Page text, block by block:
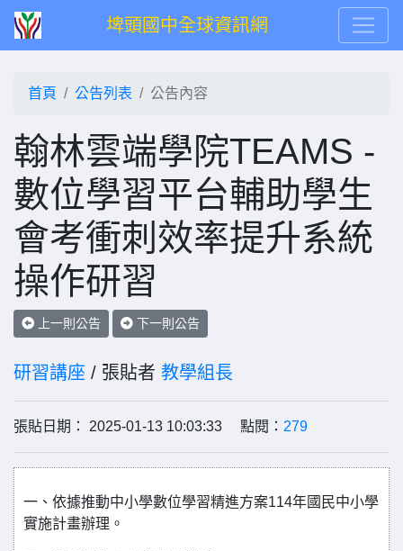
埤頭國中全球資訊網
首頁 公告列表 公告內容
翰林雲端學院TEAMS -
數位學習平台輔助學生
會考衝刺效率提升系統
操作研習
上一則公告 下一則公告
研習講座 / 張貼者 教學組長
張貼日期： 2025-01-13 10:03:33 點閱： 279
一、依據推動中小學數位學習精進方案114年國民中小學
實施計畫辦理。